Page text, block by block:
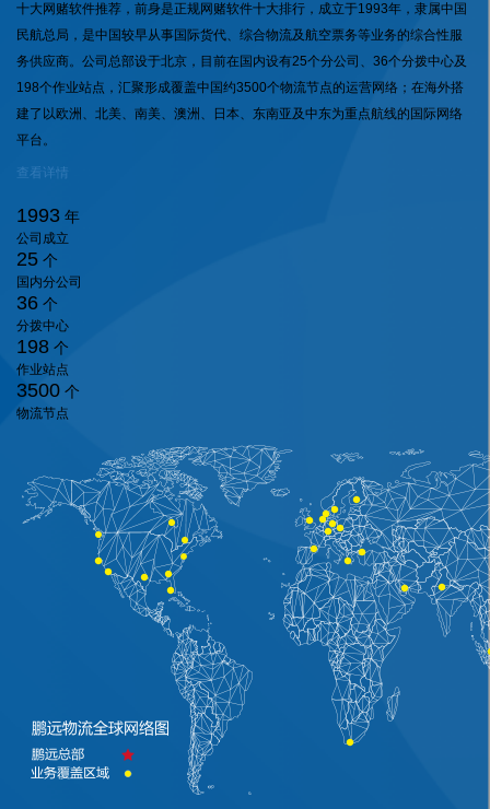
十大网赌软件推荐，前身是正规网赌软件十大排行，成立于1993年，隶属中国
民航总局，是中国较早从事国际货代、综合物流及航空票务等业务的综合性服
务供应商。公司总部设于北京，目前在国内设有25个分公司、36个分拨中心及
198个作业站点，汇聚形成覆盖中国约3500个物流节点的运营网络；在海外搭
建了以欧洲、北美、南美、澳洲、日本、东南亚及中东为重点航线的国际网络
平台。
查看详情
1993 年
公司成立
25 个
国内分公司
36 个
分拨中心
198 个
作业站点
3500 个
物流节点